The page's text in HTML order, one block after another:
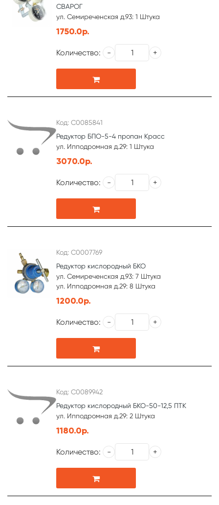
СВАРОГ
ул. Семиреченская д.93: 1 Штука
1750.0р.
Количество:
Код: С0085841
Редуктор БПО-5-4 пропан Красс
ул. Ипподромная д.29: 1 Штука
3070.0р.
Количество:
Код: С0007769
Редуктор кислородный БКО
ул. Семиреченская д.93: 7 Штука
ул. Ипподромная д.29: 8 Штука
1200.0р.
Количество:
Код: С0089942
Редуктор кислородный БКО-50-12,5 ПТК
ул. Ипподромная д.29: 2 Штука
1180.0р.
Количество: